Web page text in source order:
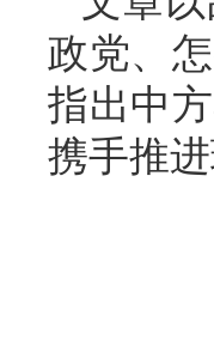
政党、
指出中
携手推